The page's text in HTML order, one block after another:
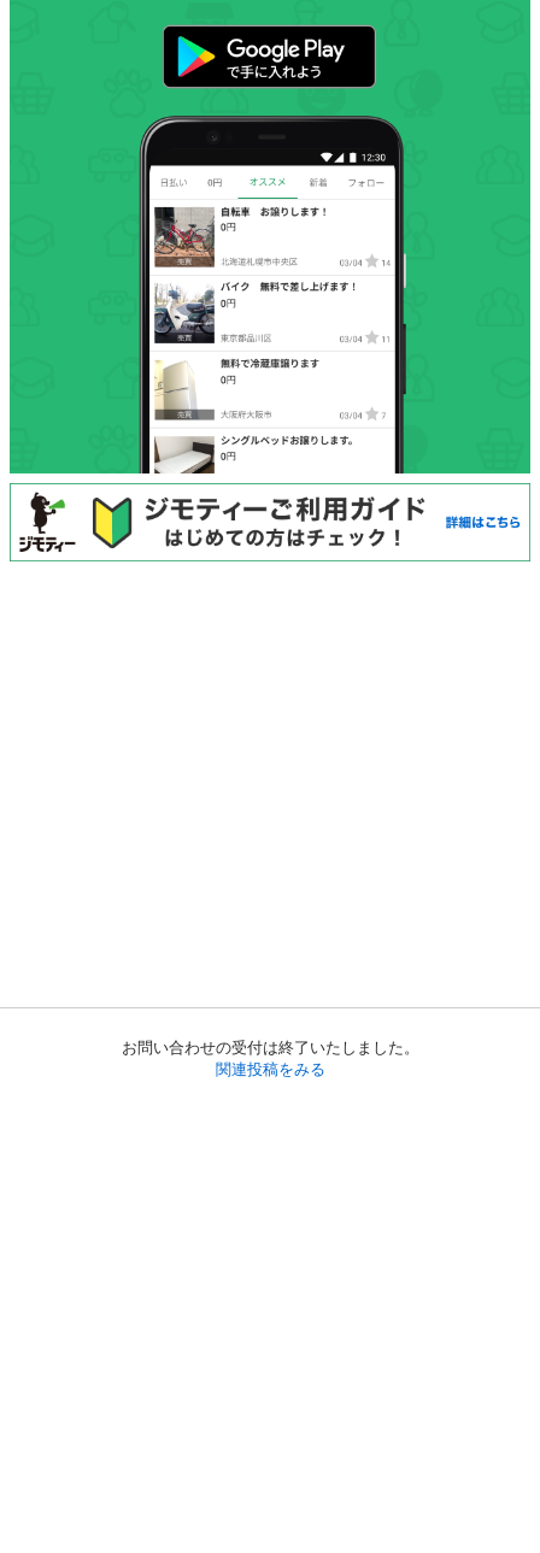
お問い合わせの受付は終了いたしました。
関連投稿をみる